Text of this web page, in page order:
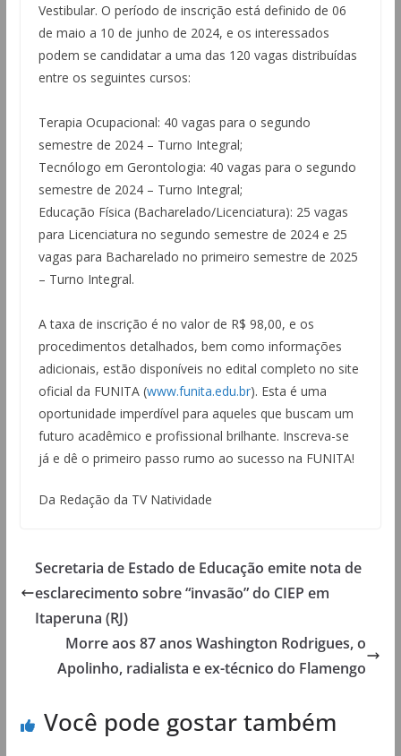
Vestibular. O período de inscrição está definido de 06
de maio a 10 de junho de 2024, e os interessados
podem se candidatar a uma das 120 vagas distribuídas
entre os seguintes cursos:
Terapia Ocupacional: 40 vagas para o segundo
semestre de 2024 – Turno Integral;
Tecnólogo em Gerontologia: 40 vagas para o segundo
semestre de 2024 – Turno Integral;
Educação Física (Bacharelado/Licenciatura): 25 vagas
para Licenciatura no segundo semestre de 2024 e 25
vagas para Bacharelado no primeiro semestre de 2025
– Turno Integral.
A taxa de inscrição é no valor de R$ 98,00, e os
procedimentos detalhados, bem como informações
adicionais, estão disponíveis no edital completo no site
oficial da FUNITA (www.funita.edu.br). Esta é uma
oportunidade imperdível para aqueles que buscam um
futuro acadêmico e profissional brilhante. Inscreva-se
já e dê o primeiro passo rumo ao sucesso na FUNITA!
Da Redação da TV Natividade
Secretaria de Estado de Educação emite nota de
esclarecimento sobre “invasão” do CIEP em
Itaperuna (RJ)
Morre aos 87 anos Washington Rodrigues, o
Apolinho, radialista e ex-técnico do Flamengo
Você pode gostar também